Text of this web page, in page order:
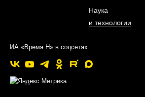
Наука
и технологии
ИА «Время Н» в соцсетях